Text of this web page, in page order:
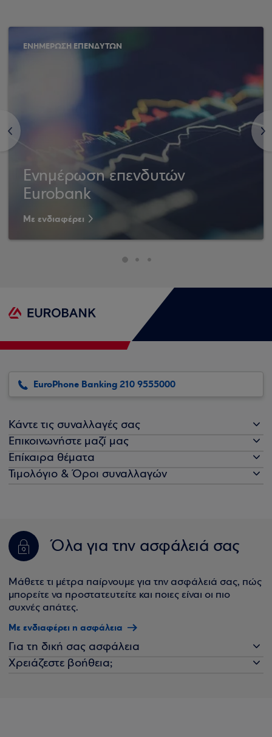
<
ΕΝΗΜΕΡΩΣΗ ΕΠΕΝΔΥΤΩΝ
Ενημέρωση επενδυτών
Eurobank
Με ενδιαφέρει
>
EuroPhone Banking 210 9555000
Κάντε τις συναλλαγές σας
Επικοινωνήστε μαζί μας
Επίκαιρα θέματα
Τιμολόγιο & Όροι συναλλαγών
Όλα για την ασφάλειά σας
Μάθετε τι μέτρα παίρνουμε για την ασφάλειά σας, πώς
μπορείτε να προστατευτείτε και ποιες είναι οι πιο
συχνές απάτες.
Με ενδιαφέρει η ασφάλεια
Για τη δική σας ασφάλεια
Χρειάζεστε βοήθεια;